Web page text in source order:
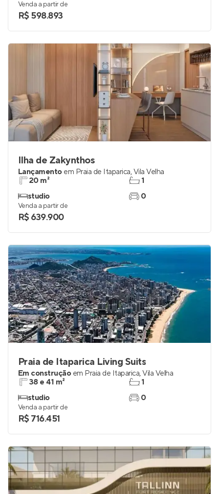
Venda a partir de
R$ 598.893
Ilha de Zakynthos
Lançamento em Praia de Itaparica,Vila Velha
20 m²
studio
1
0
Venda a partir de
R$ 639.900
Praia de Itaparica Living Suits
Em construção em Praia de Itaparica,Vila Velha
38 e 41 m²
studio
1
0
Venda a partir de
R$ 716.451